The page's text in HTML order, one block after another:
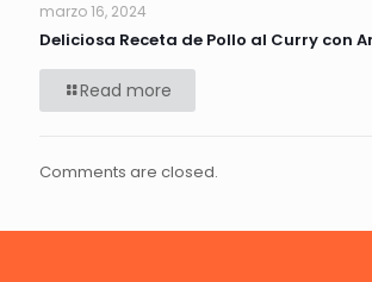
marzo 16, 2024
Deliciosa Receta de Pollo al Curry con
Read more
Comments are closed.